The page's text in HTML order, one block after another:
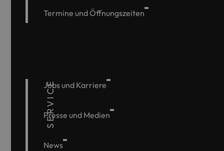
Termine und Öffnungszeiten
SERVICE
Jobs und Karriere
Presse und Medien
News